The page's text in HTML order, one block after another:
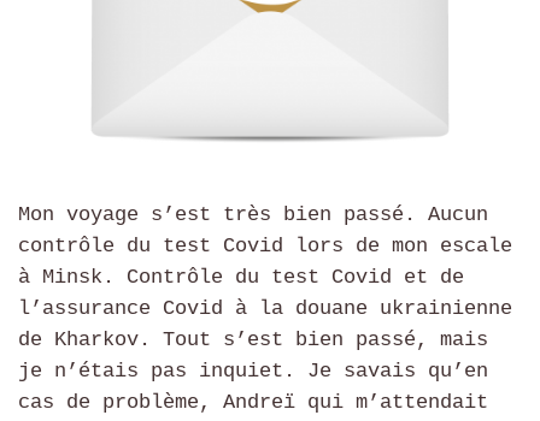
Mon voyage s’est très bien passé. Aucun
contrôle du test Covid lors de mon escale
à Minsk. Contrôle du test Covid et de
l’assurance Covid à la douane ukrainienne
de Kharkov. Tout s’est bien passé, mais
je n’étais pas inquiet. Je savais qu’en
cas de problème, Andreï qui m’attendait